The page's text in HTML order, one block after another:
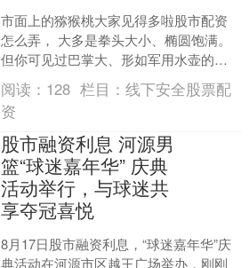
市面上的猕猴桃大家见得多啦股市配资
怎么弄， 大多是拳头大小、椭圆饱满。
但你可见过巴掌大、形如军用水壶的猕
猴桃吗？ 它们就藏在从化吕田的深山
中！ 近年来， 在“....
阅读： 128 栏目：线下安全股票配
资
股市融资利息 河源男
篮“球迷嘉年华” 庆典
活动举行，与球迷共
享夺冠喜悦
8月17日股市融资利息，“球迷嘉年华”庆
典活动在河源市区越王广场举办，刚刚